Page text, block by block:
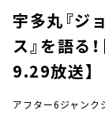
宇多丸『ジ
ス』を語る
9.29放送】
アフター6ジャンク